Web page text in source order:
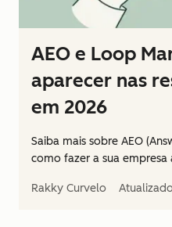
AEO e Loop
aparecer nas
em 2026
Saiba mais sobre AEO
como fazer a sua empresa
Rakky Curvelo